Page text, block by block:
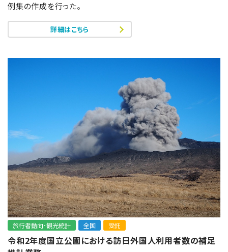
例集の作成を行った。
詳細はこちら
旅行者動向･観光統計 全国 受託
令和2年度国立公園における訪日外国人利用者数の補足